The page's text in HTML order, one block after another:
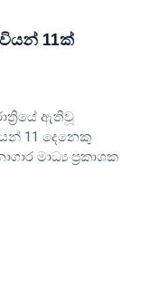
11ක්
ඇතිවූ
11 දෙනෙකු
මාධ්‍ය ප්‍රකාශක